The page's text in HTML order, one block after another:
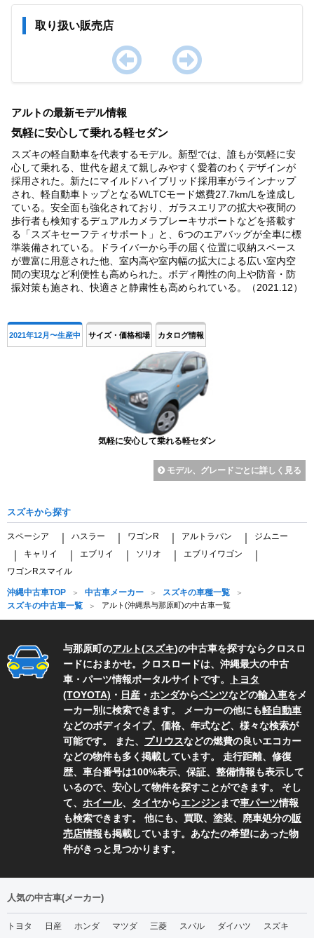
取り扱い販売店
of
0
アルトの最新モデル情報
気軽に安心して乗れる軽セダン
スズキの軽自動車を代表するモデル。新型では、誰もが気軽に安
心して乗れる、世代を超えて親しみやすく愛着のわくデザインが
採用された。新たにマイルドハイブリッド採用車がラインナップ
され、軽自動車トップとなるWLTCモード燃費27.7km/Lを達成し
ている。安全面も強化されており、ガラスエリアの拡大や夜間の
歩行者も検知するデュアルカメラブレーキサポートなどを搭載す
る「スズキセーフティサポート」と、6つのエアバッグが全車に標
準装備されている。ドライバーから手の届く位置に収納スペース
が豊富に用意された他、室内高や室内幅の拡大による広い室内空
間の実現など利便性も高められた。ボディ剛性の向上や防音・防
振対策も施され、快適さと静粛性も高められている。（2021.12）
2021年12月〜生産中 サイズ・価格相場 カタログ情報
気軽に安心して乗れる軽セダン
モデル、グレードごとに詳しく見る
スズキから探す
スペーシア ハスラー ワゴンR アルトラパン ジムニー
キャリイ エブリイ ソリオ エブリイワゴン
ワゴンRスマイル
沖縄中古車TOP 中古車メーカー
スズキの車種一覧
スズキの中古車一覧
アルト(沖縄県与那原町)の中古車一覧
与那原町のアルト(スズキ)の中古車を探すならクロスロ
ードにおまかせ。クロスロードは、沖縄最大の中古
車・パーツ情報ポータルサイトです。
トヨタ
(TOYOTA) ・ 日産 ・ ホンダからベンツなどの輸入車をメ
ーカー別に検索できます。 メーカーの他にも軽自動車
などのボディタイプ、価格、年式など、様々な検索が
可能です。 また、 プリウスなどの燃費の良いエコカー
などの物件も多く掲載しています。 走行距離、修復
歴、車台番号は100%表示、保証、整備情報も表示して
いるので、安心して物件を探すことができます。 そし
て、 ホイール、 タイヤからエンジンまで車パーツ情報
も検索できます。 他にも、買取、塗装、廃車処分の販
売店情報も掲載しています。あなたの希望にあった物
件がきっと見つかります。
人気の中古車(メーカー)
トヨタ 日産 ホンダ マツダ 三菱 スバル ダイハツ
スズキ